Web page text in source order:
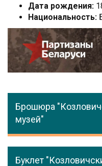
Дата рождения:
Национальность:
Брошюра
музей"
Буклет